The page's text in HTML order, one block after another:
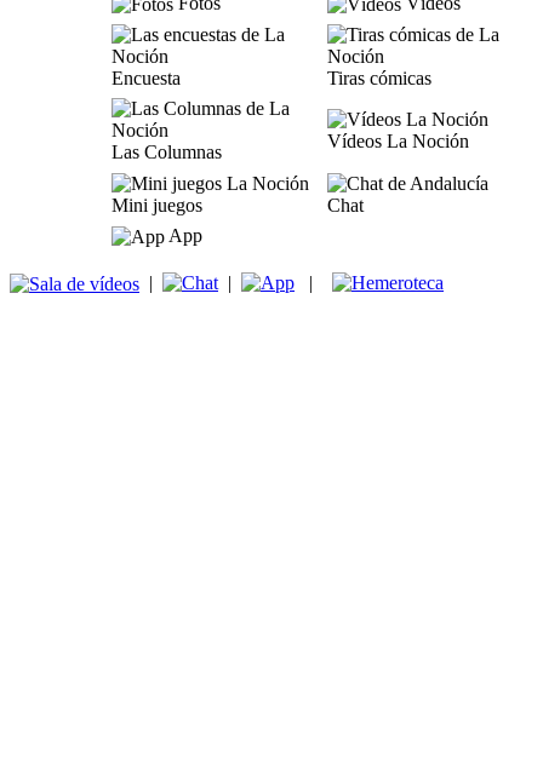
Encuesta Tiras cómicas
Las Columnas
Vídeos La Noción
Mini juegos
Chat
App
| | |